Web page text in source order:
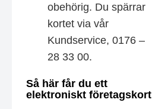
obehörig. Du spärrar
kortet via vår
Kundservice, 0176 –
28 33 00.
Så här får du ett
elektroniskt företagskort